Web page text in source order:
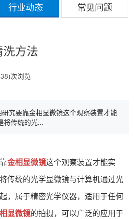
行业动态 常见问题
方法
次浏览
要靠金相显微镜这个观察装置才能
将传统的光...
金相显微镜这个观察装置才能实
传统的光学显微镜与计算机通过光
，属于精密光学仪器，适用于任何
显微镜的拍摄，可以广泛的应用于